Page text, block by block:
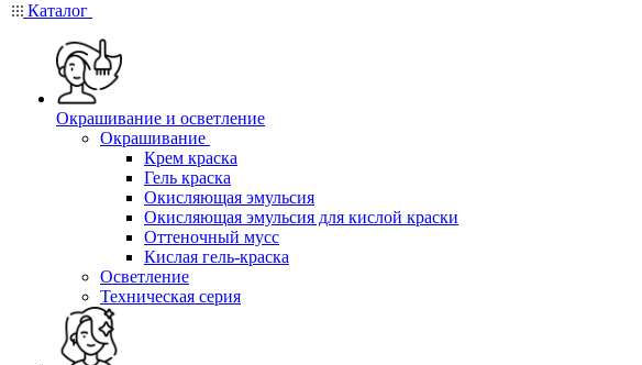
Каталог
Окрашивание и осветление
Окрашивание
Крем краска
Гель краска
Окисляющая эмульсия
Окисляющая эмульсия для кислой краски
Оттеночный мусс
Кислая гель-краска
Осветление
Техническая серия